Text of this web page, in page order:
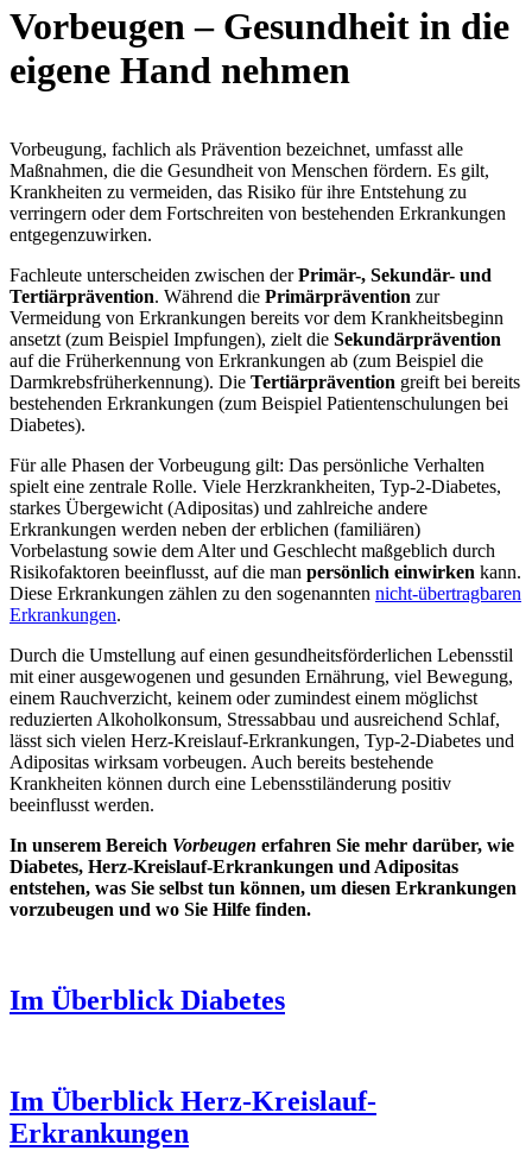
Vorbeugen – Gesundheit in die
eigene Hand nehmen
Vorbeugung, fachlich als Prävention bezeichnet, umfasst alle
Maßnahmen, die die Gesundheit von Menschen fördern. Es gilt,
Krankheiten zu vermeiden, das Risiko für ihre Entstehung zu
verringern oder dem Fortschreiten von bestehenden Erkrankungen
entgegenzuwirken.
Fachleute unterscheiden zwischen derPrimär-, Sekundär- und
Tertiärprävention. Während die Primärprävention zur
Vermeidung von Erkrankungen bereits vor dem Krankheitsbeginn
ansetzt (zum Beispiel Impfungen), zielt die Sekundärprävention
auf die Früherkennung von Erkrankungen ab (zum Beispiel die
Darmkrebsfrüherkennung). Die Tertiärprävention greift bei bereits
bestehenden Erkrankungen (zum Beispiel Patientenschulungen bei
Diabetes).
Für alle Phasen der Vorbeugung gilt: Das persönliche Verhalten
spielt eine zentrale Rolle. Viele Herzkrankheiten, Typ-2-Diabetes,
starkes Übergewicht (Adipositas) und zahlreiche andere
Erkrankungen werden neben der erblichen (familiären)
Vorbelastung sowie dem Alter und Geschlecht maßgeblich durch
Risikofaktoren beeinflusst, auf die man persönlich einwirken kann.
Diese Erkrankungen zählen zu den sogenannten nicht-übertragbaren
Erkrankungen.
Durch die Umstellung auf einen gesundheitsförderlichen Lebensstil
mit einer ausgewogenen und gesunden Ernährung, viel Bewegung,
einem Rauchverzicht, keinem oder zumindest einem möglichst
reduzierten Alkoholkonsum, Stressabbau und ausreichend Schlaf,
lässt sich vielen Herz-Kreislauf-Erkrankungen, Typ-2-Diabetes und
Adipositas wirksam vorbeugen. Auch bereits bestehende
Krankheiten können durch eine Lebensstiländerung positiv
beeinflusst werden.
In unserem Bereich Vorbeugen erfahren Sie mehr darüber, wie
Diabetes, Herz-Kreislauf-Erkrankungen und Adipositas
entstehen, was Sie selbst tun können, um diesen Erkrankungen
vorzubeugen und wo Sie Hilfe finden.
Im ÜberblickDiabetes
Im Überblick Herz-Kreislauf-
Erkrankungen